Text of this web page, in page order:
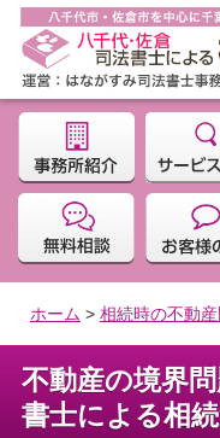
ホーム > 相続時の不動
不動産の境界
書士による相